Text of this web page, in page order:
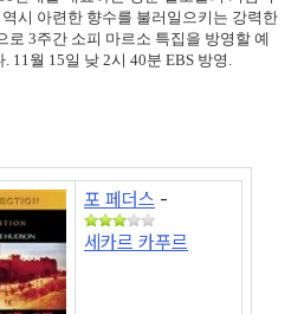
시 아련한 향수를 불러일으키는 강력한
로 3주간 소피 마르소 특집을 방영할 예
11월 15일 낮 2시 40분 EBS 방영.
포 페더스 -
세카르 카푸르